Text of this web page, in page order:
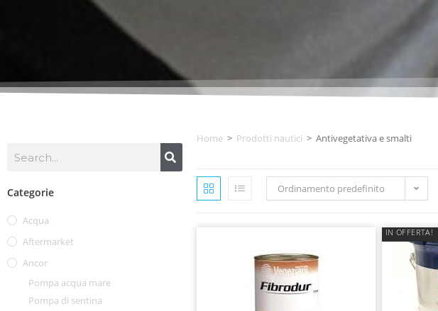
Categorie
Acqua
Aftermarket
Ancor
Pompa acqua mare
Pompa di sentina
Home > Prodotti nautici > Antivegetativa e smalti
Ordinamento predefinito
IN OFFERTA!